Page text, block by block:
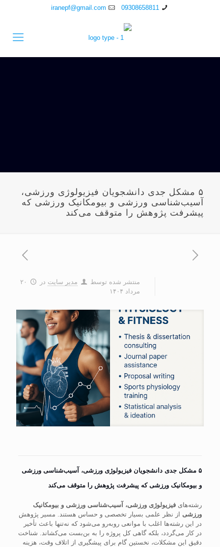
09308658811
iranepf@gmail.com
۵ مشکل جدی دانشجویان فیزیولوژی ورزشی،
آسیب‌شناسی ورزشی و بیومکانیک ورزشی که
پیشرفت پژوهش را متوقف می‌کند
منتشر شده توسط مدیر سایت در
۲۰
مرداد ۱۴۰۴
۵ مشکل جدی دانشجویان فیزیولوژی ورزشی، آسیب‌شناسی ورزشی
و بیومکانیک ورزشی که پیشرفت پژوهش را متوقف می‌کند
رشته‌های فیزیولوژی ورزشی، آسیب‌شناسی ورزشی و بیومکانیک
ورزشی از نظر علمی بسیار تخصصی و حساس هستند. مسیر پژوهش
در این رشته‌ها اغلب با موانعی روبه‌رو می‌شود که نه‌تنها باعث تأخیر
در کار می‌گردد، بلکه گاهی کل پروژه را به بن‌بست می‌کشاند. شناخت
دقیق این مشکلات، نخستین گام برای پیشگیری از اتلاف وقت، هزینه